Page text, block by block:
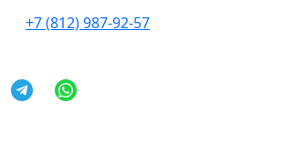
+7 (812) 987-92-57